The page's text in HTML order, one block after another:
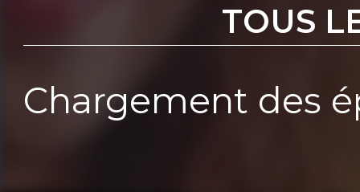
TOUS
Chargement des